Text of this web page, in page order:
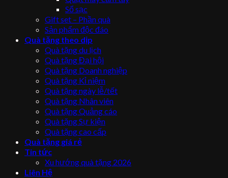
Sổ sạc
Gift set – Phần quà
Sản phẩm độc đáo
Quà tặng theo dịp
Quà tặng du lịch
Quà tặng Đại hội
Quà tặng Doanh nghiệp
Quà tặng Kỉ niệm
Quà tặng ngày lễ/tết
Quà tặng Nhân viên
Quà tặng Quảng cáo
Quà tặng Sự kiện
Quà tặng cao cấp
Quà tặng giá rẻ
Tin tức
Xu hướng quà tặng 2026
Liên Hệ